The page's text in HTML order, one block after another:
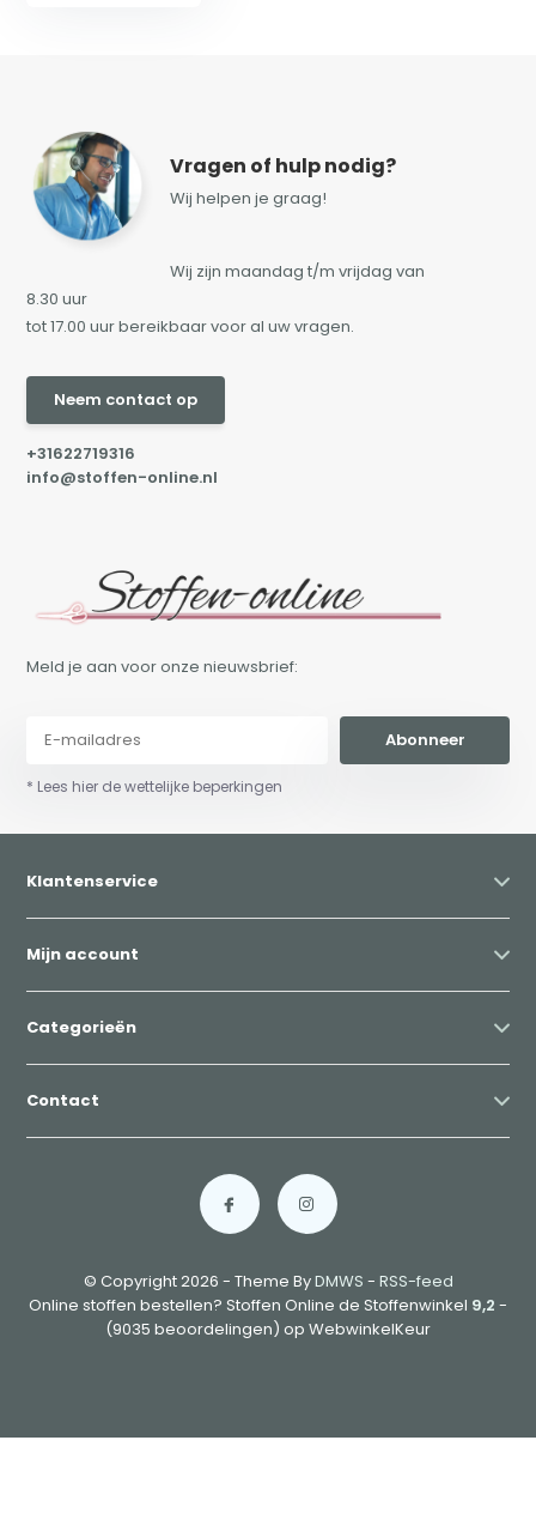
Vragen of hulp nodig?
Wij helpen je graag!
Wij zijn maandag t/m vrijdag van
8.30 uur
tot 17.00 uur bereikbaar voor al uw vragen.
Neem contact op
+31622719316
info@stoffen-online.nl
Meld je aan voor onze nieuwsbrief:
Abonneer
* Lees hier de wettelijke beperkingen
Klantenservice
Mijn account
Categorieën
Contact
© Copyright 2026 - Theme ByDMWS - RSS-feed
Online stoffen bestellen? Stoffen Online de Stoffenwinkel 9,2 -
(9035 beoordelingen) op WebwinkelKeur